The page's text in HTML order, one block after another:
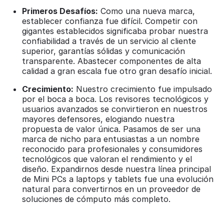
Primeros Desafíos: Como una nueva marca,
establecer confianza fue difícil. Competir con
gigantes establecidos significaba probar nuestra
confiabilidad a través de un servicio al cliente
superior, garantías sólidas y comunicación
transparente. Abastecer componentes de alta
calidad a gran escala fue otro gran desafío inicial.
Crecimiento: Nuestro crecimiento fue impulsado
por el boca a boca. Los revisores tecnológicos y
usuarios avanzados se convirtieron en nuestros
mayores defensores, elogiando nuestra
propuesta de valor única. Pasamos de ser una
marca de nicho para entusiastas a un nombre
reconocido para profesionales y consumidores
tecnológicos que valoran el rendimiento y el
diseño. Expandirnos desde nuestra línea principal
de Mini PCs a laptops y tablets fue una evolución
natural para convertirnos en un proveedor de
soluciones de cómputo más completo.